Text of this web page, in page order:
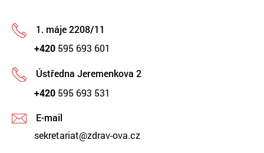
1. máje 2208/11
+420 595 693 601
Ústředna Jeremenkova 2
+420 595 693 531
E-mail
sekretariat@zdrav-ova.cz